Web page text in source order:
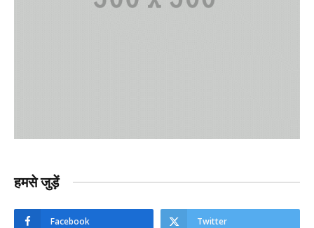
हमसे जुड़ें
Facebook Twitter